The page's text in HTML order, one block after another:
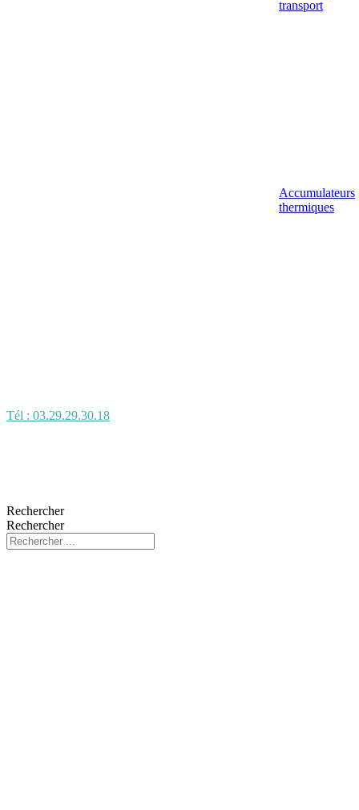
transport
Accumulateurs
thermiques
Tél : 03.29.29.30.18
Rechercher
Rechercher